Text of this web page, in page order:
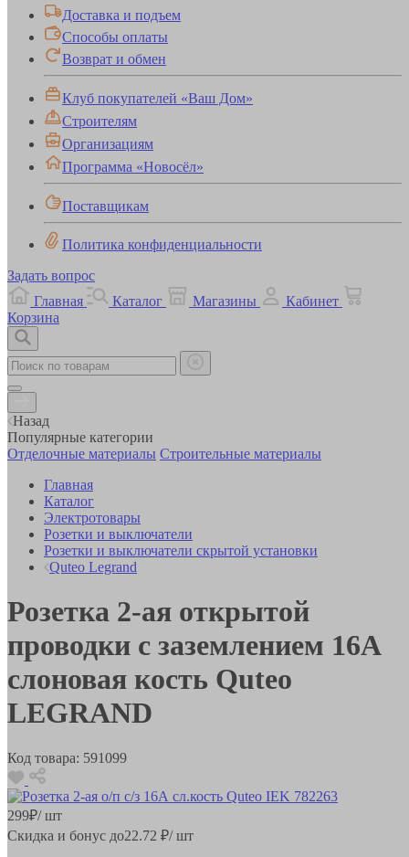
Доставка и подъем
Способы оплаты
Возврат и обмен
Клуб покупателей «Ваш Дом»
Строителям
Организациям
Программа «Новосёл»
Поставщикам
Политика конфиденциальности
Задать вопрос
Главная
Каталог Магазины
Кабинет
Корзина
Назад
Популярные категории
Отделочные материалы Строительные материалы
Главная
Каталог
Электротовары
Розетки и выключатели
Розетки и выключатели скрытой установки
Quteo Legrand
Розетка 2-ая открытой
проводки с заземлением 16А
слоновая кость Quteo
LEGRAND
Код товара: 591099
299₽/ шт
Скидка и бонус до22.72 ₽/ шт